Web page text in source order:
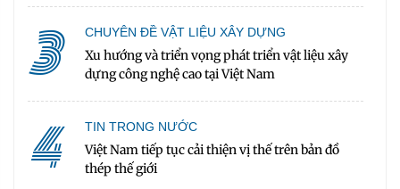
3 CHUYÊN ĐỀ VẬT LIỆU XÂY DỰNG
Xu hướng và triển vọng phát triển vật liệu xây
dựng công nghệ cao tại Việt Nam
4 TIN TRONG NƯỚC
Việt Nam tiếp tục cải thiện vị thế trên bản đồ
thép thế giới